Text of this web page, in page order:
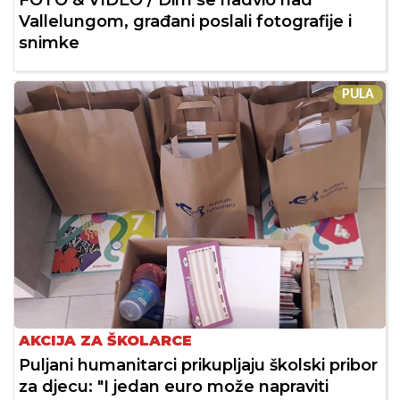
Vallelungom, građani poslali fotografije i
snimke
PULA
AKCIJA ZA ŠKOLARCE
Puljani humanitarci prikupljaju školski pribor
za djecu: "I jedan euro može napraviti